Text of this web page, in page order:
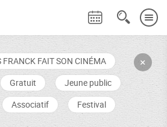
+
FRANCK FAIT SON CINÉMA
Gratuit
Jeune public
Associatif Festival